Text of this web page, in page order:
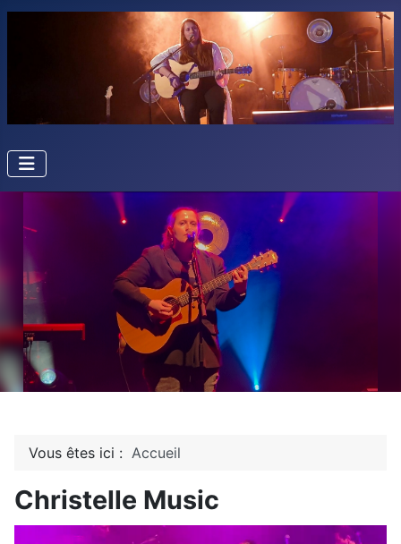
Vous êtes ici : Accueil
Christelle Music